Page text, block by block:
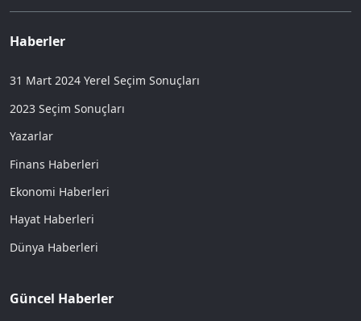
Haberler
31 Mart 2024 Yerel Seçim Sonuçları
2023 Seçim Sonuçları
Yazarlar
Finans Haberleri
Ekonomi Haberleri
Hayat Haberleri
Dünya Haberleri
Güncel Haberler